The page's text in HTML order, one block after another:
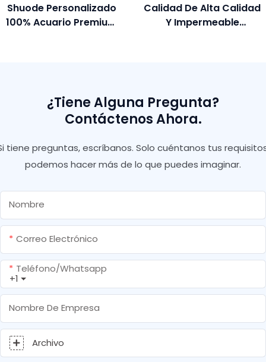
Shuode Personalizado
100% Acuario Premium
Calidad De Alta Calidad
Y Impermeable
¿Tiene Alguna Pregunta?
Contáctenos Ahora.
tiene preguntas, escríbanos. Solo cuéntanos tus
podemos hacer más de lo que puedes imaginar.
Nombre
Correo Electrónico
+1
Teléfono/whatsapp
Nombre De Empresa
Archivo